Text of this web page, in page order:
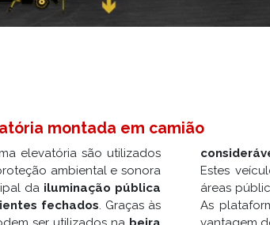
montada em camião
elevatória são utilizados
ambiental e sonora
da iluminação pública
fechados. Graças às
Estes
áreas
As